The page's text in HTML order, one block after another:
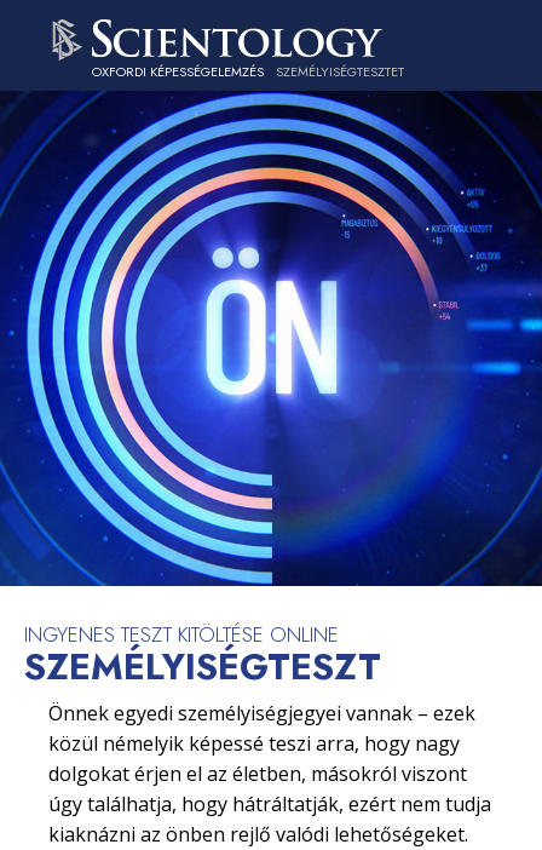
OXFORDI KÉPESSÉGELEMZÉS SZEMÉLYISÉGTESZTET
INGYENES TESZT KITÖLTÉSE ONLINE
SZEMÉLYISÉGTESZT
Önnek egyedi személyiségjegyei vannak – ezek
közül némelyik képessé teszi arra, hogy nagy
dolgokat érjen el az életben, másokról viszont
úgy találhatja, hogy hátráltatják, ezért nem tudja
kiaknázni az önben rejlő valódi lehetőségeket.